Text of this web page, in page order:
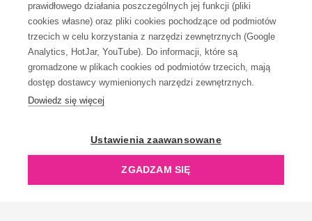
prawidłowego działania poszczególnych jej funkcji (pliki
cookies własne) oraz pliki cookies pochodzące od podmiotów
trzecich w celu korzystania z narzędzi zewnętrznych (Google
Analytics, HotJar, YouTube). Do informacji, które są
gromadzone w plikach cookies od podmiotów trzecich, mają
dostęp dostawcy wymienionych narzędzi zewnętrznych.
Dowiedz się więcej
Ustawienia zaawansowane
ZGADZAM SIĘ
KONTAKT
OpenGift jest częścią ReflectGroup.